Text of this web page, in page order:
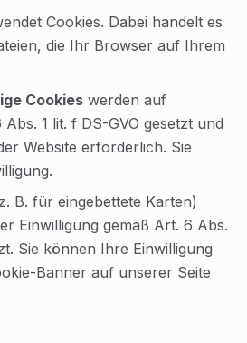
Cookies. Dabei handelt es
die Ihr Browser auf Ihrem
Cookies werden auf
1 lit. f DS-GVO gesetzt und
Website erforderlich. Sie
B. für eingebettete Karten)
Einwilligung gemäß Art. 6 Abs.
Sie können Ihre Einwilligung
Banner auf unserer Seite